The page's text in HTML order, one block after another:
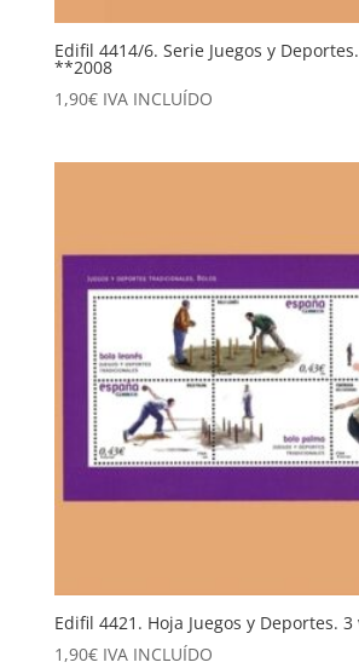
Edifil 4414/6. Serie Juegos y
**2008
1,90€ IVA INCLUÍDO
Edifil 4421. Hoja Juegos y Deportes.
1,90€ IVA INCLUÍDO